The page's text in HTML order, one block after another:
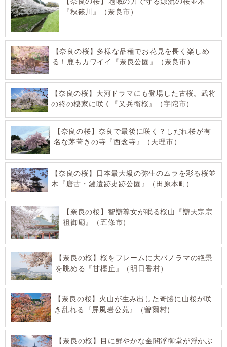
『秋篠川』（奈良市）
【奈良の桜】多様な品種でお花見を長く楽しめ
る！鹿もカワイイ『奈良公園』（奈良市）
【奈良の桜】大河ドラマにも登場した古桜。武将
の終の棲家に咲く『又兵衛桜』（宇陀市）
【奈良の桜】奈良で最後に咲く？しだれ桜が有
名な茅葺きの寺『西念寺』（天理市）
【奈良の桜】日本最大級の弥生のムラを彩る桜並
木『唐古・鍵遺跡史跡公園』（田原本町）
【奈良の桜】智辯尊女が眠る桜山『辯天宗宗
祖御廟』（五條市）
【奈良の桜】桜をフレームに大パノラマの絶景
を眺める『甘樫丘』（明日香村）
【奈良の桜】火山が生み出した奇勝に山桜が咲
き乱れる『屏風岩公苑』（曽爾村）
【奈良の桜】目に鮮やかな金閣浮御堂が浮かぶ